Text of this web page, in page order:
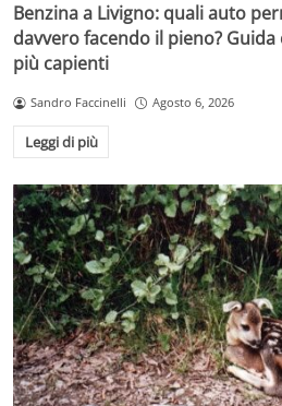
Benzina a Livigno: quali auto
davvero facendo il pieno?
più capienti
Sandro Faccinelli Agosto 6, 2026
Leggi di più